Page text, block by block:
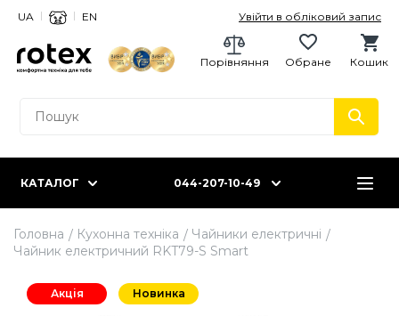
UA EN Увійти в обліковий запис
Кошик
Обране
Порівняння
КАТАЛОГ 044-207-10-49
Головна Кухонна техніка
Чайники електричні
Чайник електричний RKT79-S Smart
Акція Новинка